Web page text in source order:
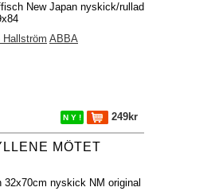
New Japan nyskick/rullad
Hallström ABBA
N Y ! 249kr
MÖTET
32x70cm nyskick NM original